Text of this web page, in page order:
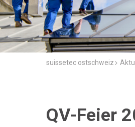
suissetec ostschweiz
QV-Feier